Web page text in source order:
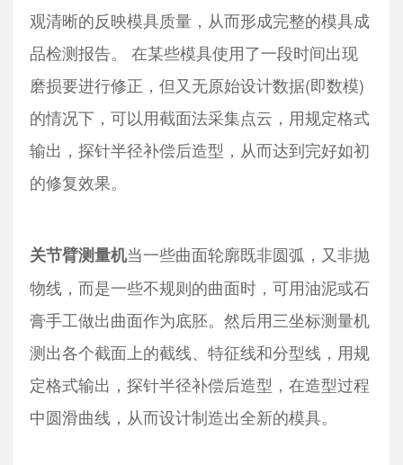
观清晰的反映模具质量，从而形成完整的模具成
品检测报告。 在某些模具使用了一段时间出现
磨损要进行修正，但又无原始设计数据(即数模)
的情况下，可以用截面法采集点云，用规定格式
输出，探针半径补偿后造型，从而达到完好如初
的修复效果。
关节臂测量机当一些曲面轮廓既非圆弧，又非抛
物线，而是一些不规则的曲面时，可用油泥或石
膏手工做出曲面作为底胚。然后用三坐标测量机
测出各个截面上的截线、特征线和分型线，用规
定格式输出，探针半径补偿后造型，在造型过程
中圆滑曲线，从而设计制造出全新的模具。